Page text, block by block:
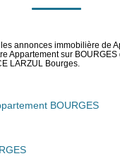
NOTRE AGENCE
Présentation
Nos Actualités
annonces immobilière de
Appartement sur
LARZUL Bourges.
BOURGES